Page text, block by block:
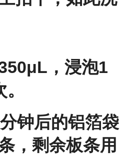
，浸泡1
钟后的铝箔袋
，剩余板条用